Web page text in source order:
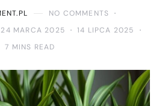
NO COMMENTS
24 MARCA 2025
14 LIPCA 2025
7 MINS READ